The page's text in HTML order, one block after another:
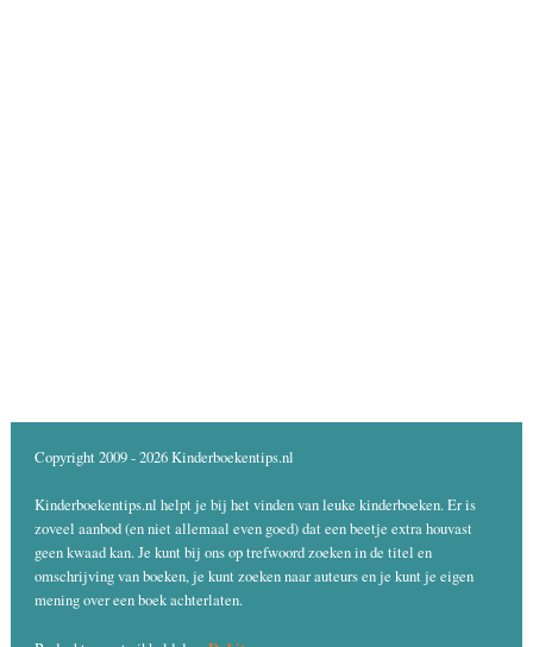
Copyright 2009 - 2026 Kinderboekentips.nl
Kinderboekentips.nl helpt je bij het vinden van leuke kinderboeken. Er is
zoveel aanbod (en niet allemaal even goed) dat een beetje extra houvast
geen kwaad kan. Je kunt bij ons op trefwoord zoeken in de titel en
omschrijving van boeken, je kunt zoeken naar auteurs en je kunt je eigen
mening over een boek achterlaten.